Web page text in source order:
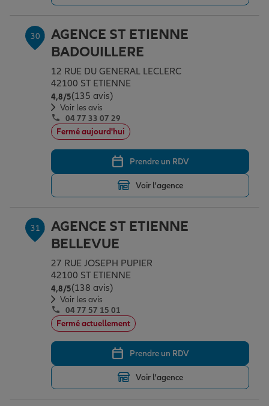
30
AGENCE ST ETIENNE
BADOUILLERE
12 RUE DU GENERAL LECLERC
42100 ST ETIENNE
4,8/5Note de 4.8 sur 5
(135 avis)
Voir les avis
04 77 33 07 29
Fermé aujourd'hui
Prendre un RDV
Voir l'agence
31
AGENCE ST ETIENNE
BELLEVUE
27 RUE JOSEPH PUPIER
42100 ST ETIENNE
4,8/5Note de 4.8 sur 5
(138 avis)
Voir les avis
04 77 57 15 01
Fermé actuellement
Prendre un RDV
Voir l'agence